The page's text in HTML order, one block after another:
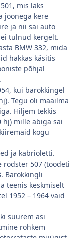
mis läks
joonega kere
ja nii sai auto
tulnud kergelt.
BMW 332, mida
hakkas käsitis
põhjal
kui barokkingel
Tegu oli maailma
Hiljem tekkis
hj) mille abiga sai
kogu
ja kabrioletti.
rodster 507 (toodeti
Barokkingli
teenis keskmiselt
1952 – 1964 vaid
suurem asi
rohkem